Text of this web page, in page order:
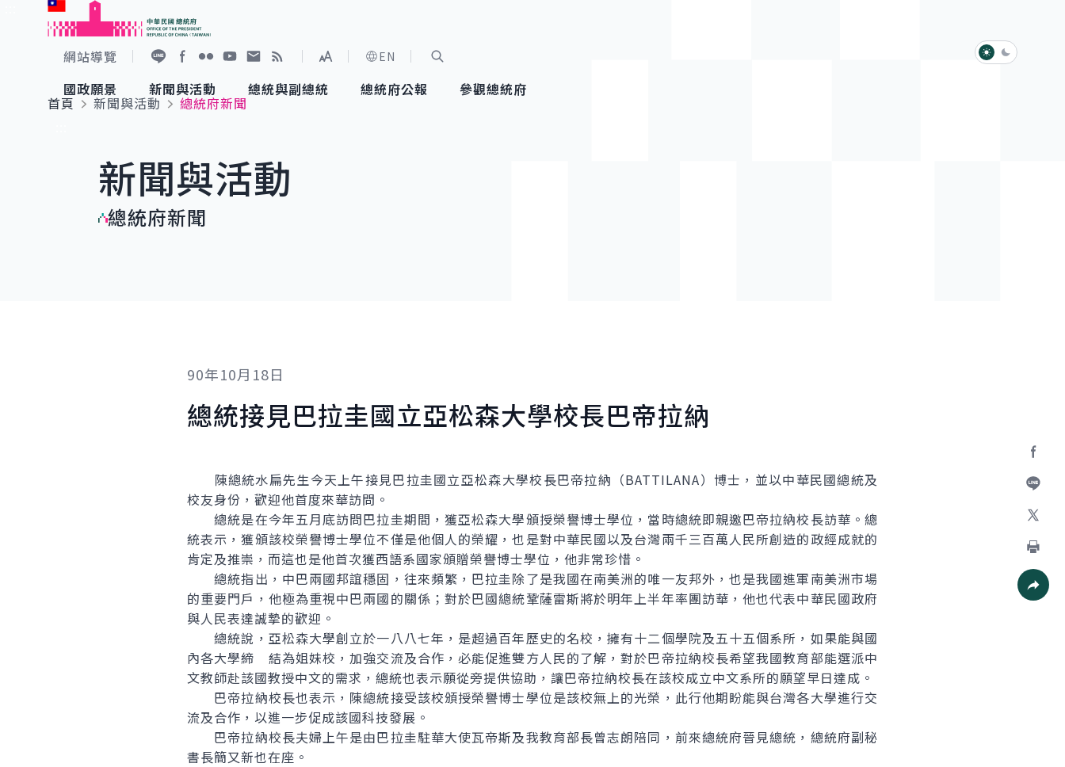
跳到主要內容
網站導覽
展開字級選單
EN
國政願景
國家氣候變遷對策委員會
重要談話
新聞與活動
總統府新聞
影音頻道
總統與副總統
賴清德總統
總統府公報 參觀總統府
參觀資訊
淺色模式
深色模式
首頁
新聞與活動
總統府新聞
新聞與活動
總統府新聞
加入好
列印
90年10月18日
總統接見巴拉圭國立亞松森大學校長巴帝拉納
陳總統水扁先生今天上午接見巴拉圭國立亞松森大學校長巴帝拉納（BATTILANA）博士，並以中華民國總統及
校友身份，歡迎他首度來華訪問。
總統是在今年五月底訪問巴拉圭期間，獲亞松森大學頒授榮譽博士學位，當時總統即親邀巴帝拉納校長訪華。總
統表示，獲頒該校榮譽博士學位不僅是他個人的榮耀，也是對中華民國以及台灣兩千三百萬人民所創造的政經成就的
肯定及推崇，而這也是他首次獲西語系國家頒贈榮譽博士學位，他非常珍惜。
總統指出，中巴兩國邦誼穩固，往來頻繁，巴拉圭除了是我國在南美洲的唯一友邦外，也是我國進軍南美洲市場
的重要門戶，他極為重視中巴兩國的關係；對於巴國總統鞏薩雷斯將於明年上半年率團訪華，他也代表中華民國政府
與人民表達誠摯的歡迎。
總統說，亞松森大學創立於一八八七年，是超過百年歷史的名校，擁有十二個學院及五十五個系所，如果能與國
內各大學締 結為姐妹校，加強交流及合作，必能促進雙方人民的了解，對於巴帝拉納校長希望我國教育部能選派中
文教師赴該國教授中文的需求，總統也表示願從旁提供協助，讓巴帝拉納校長在該校成立中文系所的願望早日達成。
巴帝拉納校長也表示，陳總統接受該校頒授榮譽博士學位是該校無上的光榮，此行他期盼能與台灣各大學進行交
流及合作，以進一步促成該國科技發展。
巴帝拉納校長夫婦上午是由巴拉圭駐華大使瓦帝斯及我教育部長曾志朗陪同，前來總統府晉見總統，總統府副秘
書長簡又新也在座。